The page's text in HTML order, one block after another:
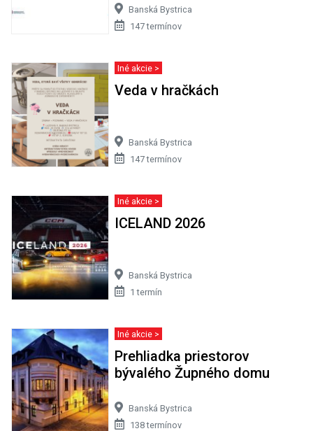
Banská Bystrica
147 termínov
Iné akcie >
Veda v hračkách
Banská Bystrica
147 termínov
Iné akcie >
ICELAND 2026
Banská Bystrica
1 termín
Iné akcie >
Prehliadka priestorov
bývalého Župného domu
Banská Bystrica
138 termínov